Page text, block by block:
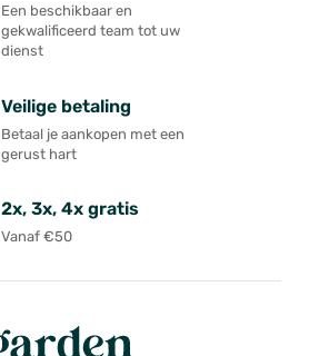
Een beschikbaar en
gekwalificeerd team tot uw
dienst
Veilige betaling
Betaal je aankopen met een
gerust hart
2x, 3x, 4x gratis
Vanaf €50